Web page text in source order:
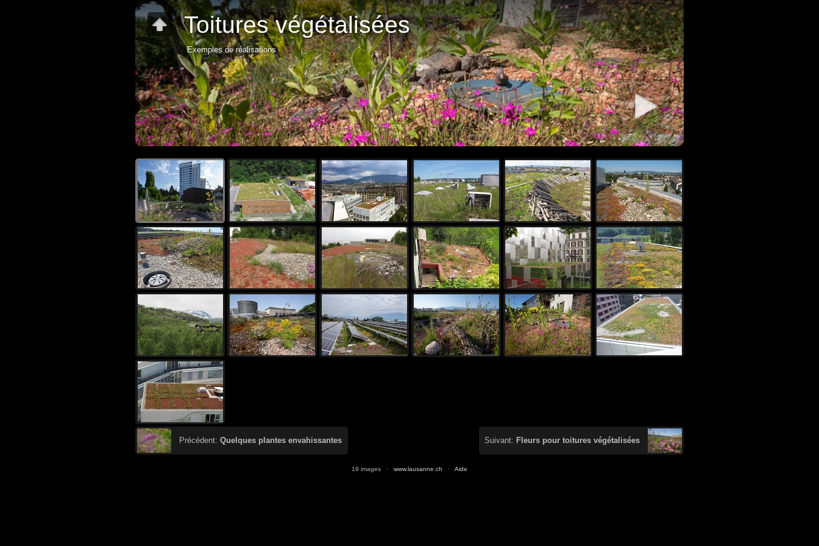
Toitures végétalisées
Exemples de réalisations
Démarrer diaporama
Suivant: Fleurs pour toitures végétalisées
Précédent: Quelques plantes envahissantes
19 images · www.lausanne.ch · Aide